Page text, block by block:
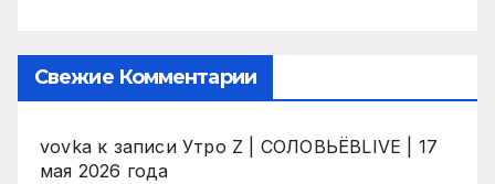
Свежие Комментарии
vovka к записи Утро Z | СОЛОВЬЁВLIVE | 17
мая 2026 года